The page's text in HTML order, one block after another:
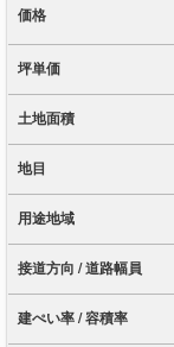
価格
坪単価
土地面積
地目
用途地域
接道方向 / 道路幅員
建ぺい率 / 容積率